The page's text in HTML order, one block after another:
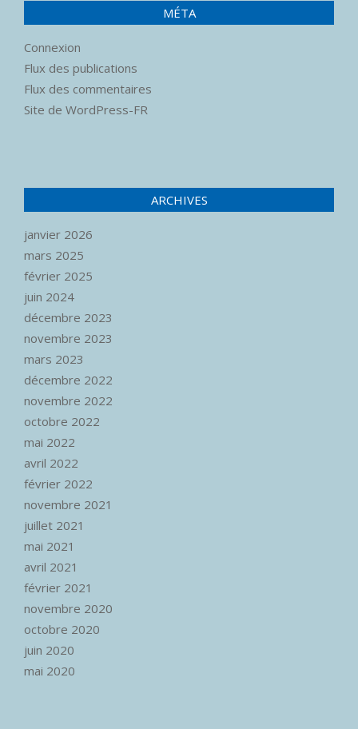
MÉTA
Connexion
Flux des publications
Flux des commentaires
Site de WordPress-FR
ARCHIVES
janvier 2026
mars 2025
février 2025
juin 2024
décembre 2023
novembre 2023
mars 2023
décembre 2022
novembre 2022
octobre 2022
mai 2022
avril 2022
février 2022
novembre 2021
juillet 2021
mai 2021
avril 2021
février 2021
novembre 2020
octobre 2020
juin 2020
mai 2020